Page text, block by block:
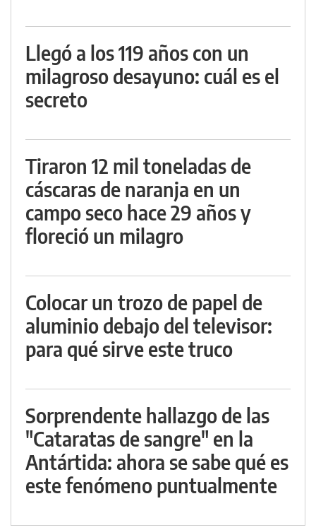
Llegó a los 119 años con un
milagroso desayuno: cuál es el
secreto
Tiraron 12 mil toneladas de
cáscaras de naranja en un
campo seco hace 29 años y
floreció un milagro
Colocar un trozo de papel de
aluminio debajo del televisor:
para qué sirve este truco
Sorprendente hallazgo de las
"Cataratas de sangre" en la
Antártida: ahora se sabe qué es
este fenómeno puntualmente